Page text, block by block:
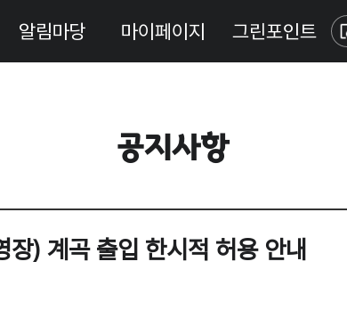
알림마당 마이페이지 그린포인트
공지사항
) 계곡 출입 한시적 허용 안내